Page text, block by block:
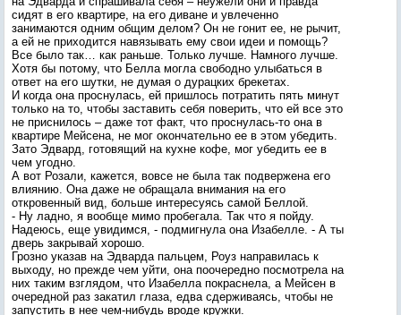
сидят в его квартире, на его диване и увлеченно
занимаются одним общим делом? Он не гонит ее, не рычит,
а ей не приходится навязывать ему свои идеи и помощь?
Все было так… как раньше. Только лучше. Намного лучше.
Хотя бы потому, что Белла могла свободно улыбаться в
ответ на его шутки, не думая о дурацких брекетах.
И когда она проснулась, ей пришлось потратить пять минут
только на то, чтобы заставить себя поверить, что ей все это
не приснилось – даже тот факт, что проснулась-то она в
квартире Мейсена, не мог окончательно ее в этом убедить.
Зато Эдвард, готовящий на кухне кофе, мог убедить ее в
чем угодно.
А вот Розали, кажется, вовсе не была так подвержена его
влиянию. Она даже не обращала внимания на его
откровенный вид, больше интересуясь самой Беллой.
- Ну ладно, я вообще мимо пробегала. Так что я пойду.
Надеюсь, еще увидимся, - подмигнула она Изабелле. - А ты
дверь закрывай хорошо.
Грозно указав на Эдварда пальцем, Роуз направилась к
выходу, но прежде чем уйти, она поочередно посмотрела на
них таким взглядом, что Изабелла покраснела, а Мейсен в
очередной раз закатил глаза, едва сдерживаясь, чтобы не
запустить в нее чем-нибудь вроде кружки.